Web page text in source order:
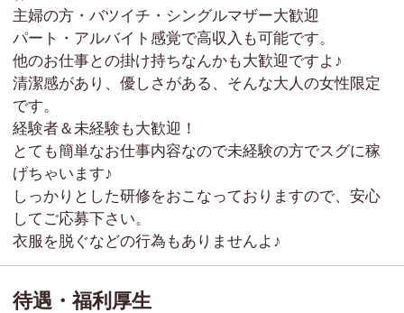
主婦の方・バツイチ・シングルマザー大歓迎
パート・アルバイト感覚で高収入も可能です。
他のお仕事との掛け持ちなんかも大歓迎ですよ♪
清潔感があり、優しさがある、そんな大人の女性限定
です。
経験者＆未経験も大歓迎！
とても簡単なお仕事内容なので未経験の方でスグに稼
げちゃいます♪
しっかりとした研修をおこなっておりますので、安心
してご応募下さい。
衣服を脱ぐなどの行為もありませんよ♪
待遇・福利厚生